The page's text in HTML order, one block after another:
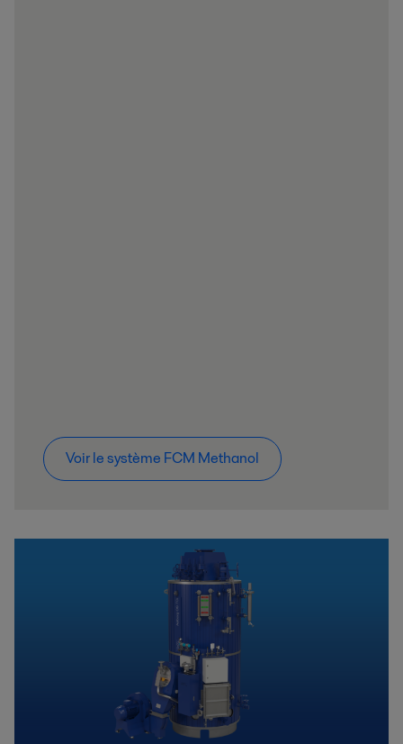
Voir le système FCM Methanol